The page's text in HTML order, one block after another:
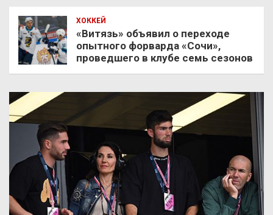
ХОККЕЙ
«Витязь» объявил о переходе
опытного форварда «Сочи»,
проведшего в клубе семь сезонов